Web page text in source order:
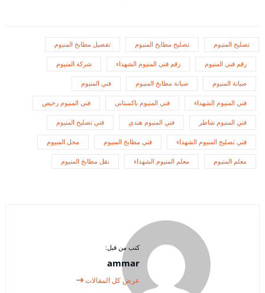
تصليح المنيوم تصليح مطابخ المنيوم تفصيل مطابخ المنيوم
رقم فني المنيوم رقم فني المنيوم الشهداء شركة المنيوم
صيانة المنيوم صيانة مطابخ المنيوم فني المنيوم
فني المنيوم الشهداء فني المنيوم باكستاني فني المنيوم رخيص
فني المنيوم شاطر فني المنيوم هندي فني تصليح المنيوم
فني تصليح المنيوم الشهداء فني مطابخ المنيوم محل المنيوم
معلم المنيوم معلم المنيوم الشهداء نقل مطابخ المنيوم
كتب من قبل:
ammar
عرض كل المقالات